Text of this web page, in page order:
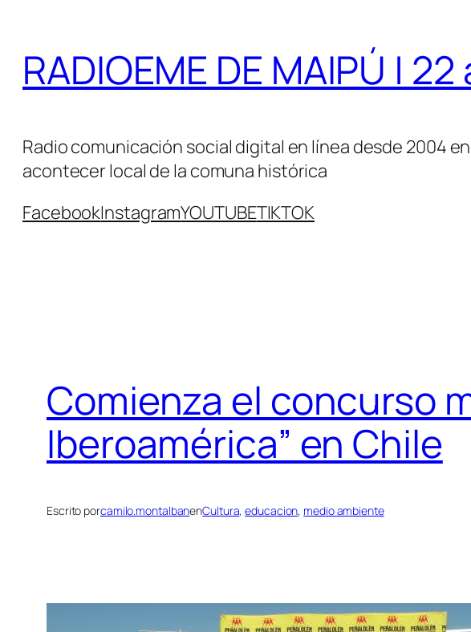
contenido
RADIOEME DE MAIPÚ |
Radio comunicación social digital en línea desde 2004
acontecer local de la comuna histórica
FacebookInstagramYOUTUBETIKTOK
Comienza el concurso
Iberoamérica” en Chile
Escrito porcamilo.montalbanenCultura, educacion, medio ambiente